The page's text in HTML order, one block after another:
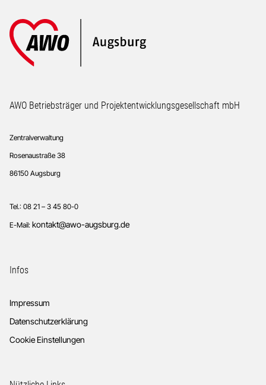
Footer
AWO Betriebsträger und Projektentwicklungsgesellschaft mbH
Zentralverwaltung
Rosenaustraße 38
86150 Augsburg
Tel.: 08 21 – 3 45 80-0
E-Mail: kontakt@awo-augsburg.de
Infos
Impressum
Datenschutzerklärung
Cookie Einstellungen